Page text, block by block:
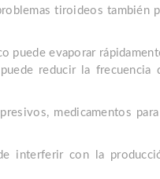
tiroideos también
puede evaporar
reducir la frecuencia
medicamentos
interferir con la